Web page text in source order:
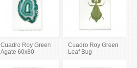
Cuadro Roy Green
Agate 60x80
Cuadro Roy Green
Leaf Bug